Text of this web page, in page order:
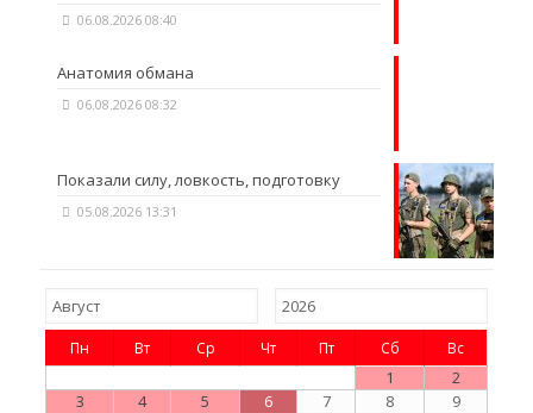
06.08.2026 08:40
Анатомия обмана
06.08.2026 08:32
Показали силу, ловкость, подготовку
05.08.2026 13:31
Пн Вт Ср Чт Пт Сб Вс
1
2
3
4 5 6 7 8
9